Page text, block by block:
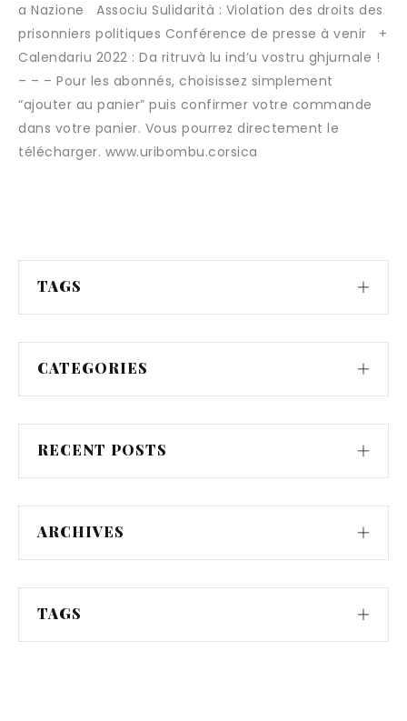
a Nazione Associu Sulidarità : Violation des droits des
prisonniers politiques Conférence de presse à venir +
Calendariu 2022 : Da ritruvà lu ind’u vostru ghjurnale !
– – – Pour les abonnés, choisissez simplement
“ajouter au panier” puis confirmer votre commande
dans votre panier. Vous pourrez directement le
télécharger. www.uribombu.corsica
TAGS
CATEGORIES
RECENT POSTS
ARCHIVES
TAGS